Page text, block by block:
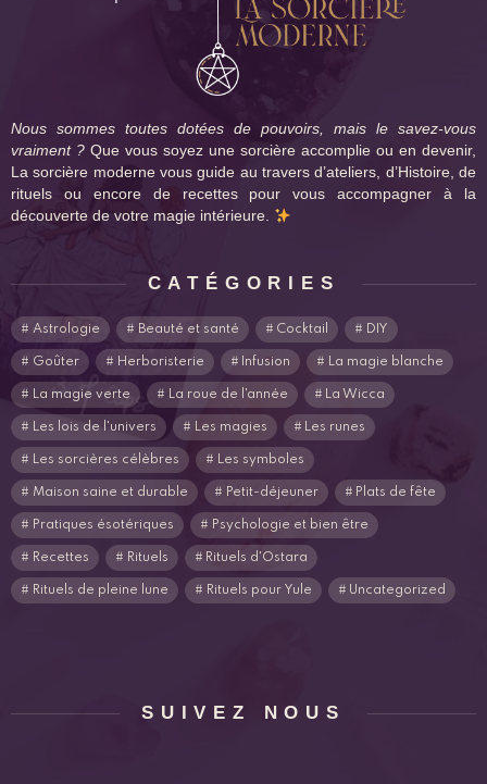
Nous sommes toutes dotées de pouvoirs, mais le savez-vous
vraiment ? Que vous soyez une sorcière accomplie ou en devenir,
La sorcière moderne vous guide au travers d’ateliers, d’Histoire, de
rituels ou encore de recettes pour vous accompagner à la
découverte de votre magie intérieure.
CATÉGORIES
Astrologie Beauté et santé Cocktail DIY
Goûter Herboristerie Infusion La magie blanche
La magie verte La roue de l'année La Wicca
Les lois de l'univers Les magies Les runes
Les sorcières célèbres Les symboles
Maison saine et durable Petit-déjeuner Plats de fête
Pratiques ésotériques Psychologie et bien être
Recettes Rituels Rituels d'Ostara
Rituels de pleine lune Rituels pour Yule Uncategorized
SUIVEZ NOUS